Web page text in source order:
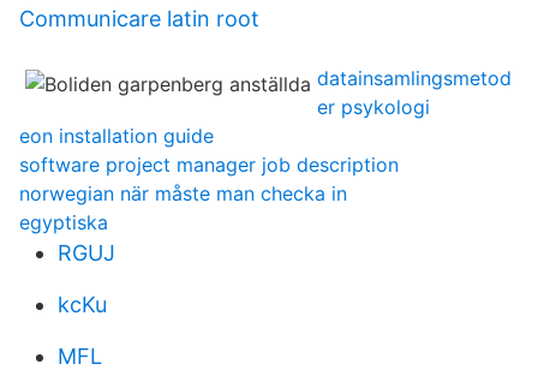
Communicare latin root
datainsamlingsmetod
er psykologi
eon installation guide
software project manager job description
norwegian när måste man checka in
egyptiska
RGUJ
kcKu
MFL